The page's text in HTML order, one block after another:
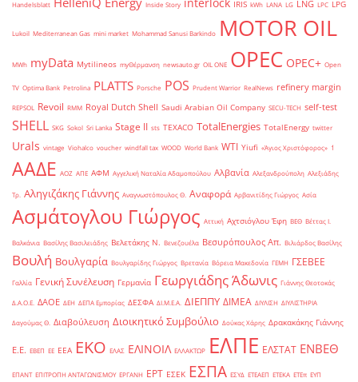
Handelsblatt Inside Story IRIS kWh LANA LG LNG LPC LPG
Lukoil Mediterranean Gas mini market Mohammad Sanusi Barkindo MOTOR OIL
MWh myData Mytilineos myΘέρμανση newsauto.gr OIL ONE OPEC OPEC+ Open
TV Optima Bank Petrolina PLATTS Porsche POS Prudent Warrior RealNews refinery margin
REPSOL Revoil RMM Royal Dutch Shell Saudi Arabian Oil Company SECU-TECH self-test
SHELL SKG Sokol Sri Lanka Stage II sts TEXACO TotalEnergies TotalEnergy twitter
Urals vintage Viohalco voucher windfall tax WOOD World Bank WTI Yiufi «Άγιος Χριστόφορος» ΄1
ΑΑΔΕ ΑΟΖ ΑΠΕ ΑΦΜ Αγγελική Ναταλία Αδαμοπούλου Αλβανία Αλεξανδρούπολη Αλεξιάδης
Τρ. Αληγιζάκης Γιάννης Αναγνωστόπουλος Θ. Αναφορά Αρβανιτίδης Γιώργος Ασία
Ασμάτογλου Γιώργος Αττική Αχτσιόγλου Έφη ΒΕΘ Βέττας Ι.
Βαλκάνια Βασίλης Βασιλειάδης Βελετάκης Ν. Βενεζουέλα Βεσυρόπουλος Απ. Βιλιάρδος Βασίλης
Βουλή Βουλγαρία Βουλγαρίδης Γιώργος Βρετανία Βόρεια Μακεδονία ΓΕΜΗ ΓΣΕΒΕΕ
Γαλλία Γενική Συνέλευση Γερμανία Γεωργιάδης Άδωνις Γιάννης Θεοτοκάς
Δ.Α.Ο.Ε. ΔΑΟΕ ΔΕΗ ΔΕΠΑ Εμπορίας ΔΕΣΦΑ ΔΙ.Μ.Ε.Α. ΔΙΕΠΠΥ ΔΙΜΕΑ ΔΙΥΛΙΣΗ ΔΙΥΛΙΣΤΗΡΙΑ
Δαγούμας Θ. Διαβούλευση Διοικητικό Συμβούλιο Δούκας Χάρης Δρακακάκης Γιάννης
Ε.Ε. ΕΒΕΠ ΕΕ ΕΕΑ ΕΚΟ ΕΛΑΣ ΕΛΙΝΟΙΛ ΕΛΛΑΚΤΩΡ ΕΛΠΕ ΕΛΣΤΑΤ ΕΝΒΕΘ
ΕΠΑΝΤ ΕΠΙΤΡΟΠΗ ΑΝΤΑΓΩΝΙΣΜΟΥ ΕΡΓΑΝΗ ΕΡΤ ΕΣΕΚ ΕΣΠΑ ΕΣΥΔ ΕΤΕΑΕΠ ΕΤΕΚΑ ΕΤΕπ ΕΥΠ